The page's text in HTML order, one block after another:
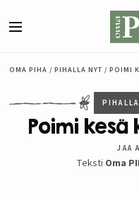
OMA PIHA / PIHALLA NYT / POIMI
Poimi
JAA
Teksti Oma